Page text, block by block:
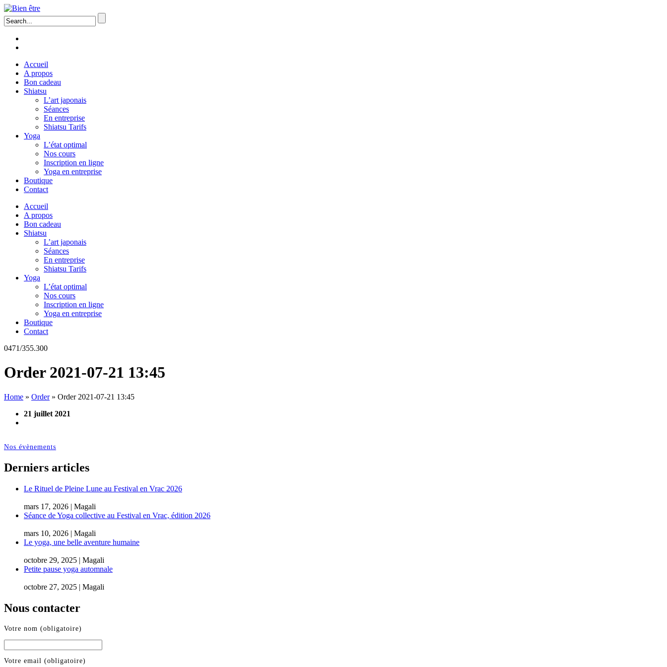
Accueil
A propos
Bon cadeau
Shiatsu
L’art japonais
Séances
En entreprise
Shiatsu Tarifs
Yoga
L’état optimal
Nos cours
Inscription en ligne
Yoga en entreprise
Boutique
Contact
Accueil
A propos
Bon cadeau
Shiatsu
L’art japonais
Séances
En entreprise
Shiatsu Tarifs
Yoga
L’état optimal
Nos cours
Inscription en ligne
Yoga en entreprise
Boutique
Contact
0471/355.300
Order 2021-07-21 13:45
Home » Order» Order 2021-07-21 13:45
21 juillet 2021
Nos évènements
Derniers articles
Le Rituel de Pleine Lune au Festival en Vrac 2026
mars 17, 2026 | Magali
Séance de Yoga collective au Festival en Vrac, édition 2026
mars 10, 2026 | Magali
Le yoga, une belle aventure humaine
octobre 29, 2025 | Magali
Petite pause yoga automnale
octobre 27, 2025 | Magali
Nous contacter
Votre nom (obligatoire)
Votre email (obligatoire)